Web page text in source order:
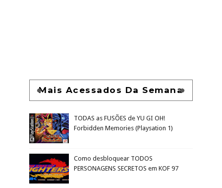
Mais Acessados Da Semana
TODAS as FUSÕES de YU GI OH!
Forbidden Memories (Playsation 1)
Como desbloquear TODOS
PERSONAGENS SECRETOS em KOF 97